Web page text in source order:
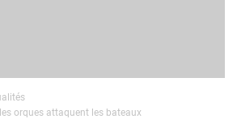
orques attaquent les bateaux